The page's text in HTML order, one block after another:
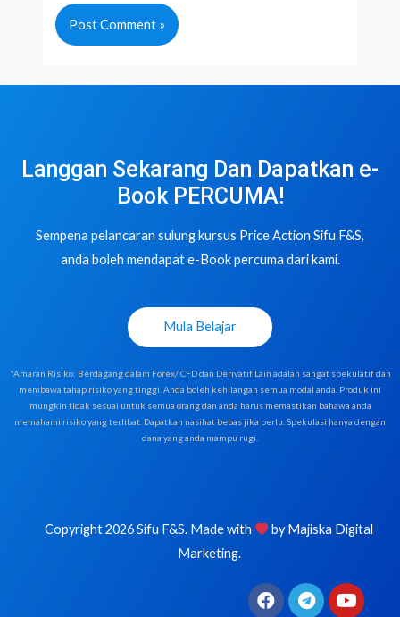
Langgan Sekarang Dan Dapatkan e-
Book PERCUMA!
Sempena pelancaran sulung kursus Price Action Sifu F&S,
anda boleh mendapat e-Book percuma dari kami.
Mula Belajar
*Amaran Risiko: Berdagang dalam Forex/ CFD dan Derivatif Lain adalah sangat spekulatif dan
membawa tahap risiko yang tinggi. Anda boleh kehilangan semua modal anda. Produk ini
mungkin tidak sesuai untuk semua orang dan anda harus memastikan bahawa anda
memahami risiko yang terlibat. Dapatkan nasihat bebas jika perlu. Spekulasi hanya dengan
dana yang anda mampu rugi.
Copyright 2026 Sifu F&S. Made with byMajiska Digital
Marketing.
F
a
T
e
Y
o